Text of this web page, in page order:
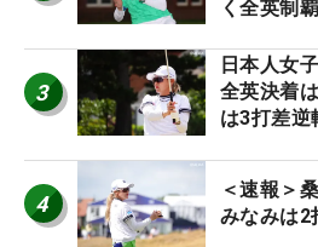
く全英制覇
3
日本人女
全英決着
は3打差逆
4
＜速報＞
みなみは2